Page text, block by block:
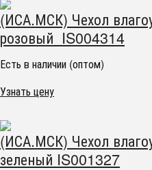
(ИСА.МСК) Чехол
розовый IS004314
Есть в наличии (оптом)
Узнать цену
(ИСА.МСК) Чехол
зеленый IS001327